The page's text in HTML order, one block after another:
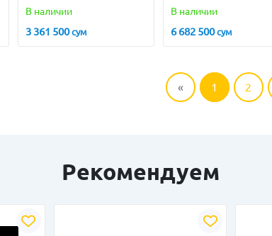
32T4500 по
В наличии
3 361 500сум
СУПЕРЦЕНЕ!
В наличии
6 682 500сум
« 1 2
Рекомендуем